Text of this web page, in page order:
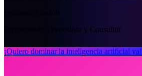
Emprendedor, Periodista y Consultor
¡Quiero dominar la inteligencia artificial ya!